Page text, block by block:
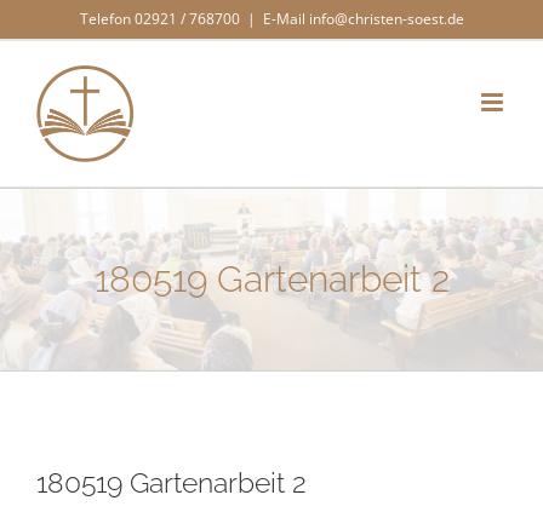
springen
Telefon 02921 / 768700 | E-Mail info@christen-soest.de
180519 Gartenarbeit 2
180519 Gartenarbeit 2